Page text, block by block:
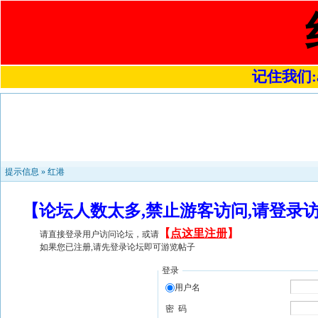
记住我们
提示信息 » 红港
【论坛人数太多,禁止游客访问,请登
请直接登录用户访问论坛，或请 【 点这里注册】
如果您已注册,请先登录论坛即可游览帖子
登录
用户名
密 码